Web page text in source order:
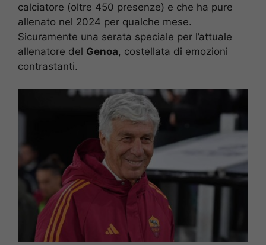
calciatore (oltre 450 presenze) e che ha pure
allenato nel 2024 per qualche mese.
Sicuramente una serata speciale per l’attuale
allenatore del Genoa, costellata di emozioni
contrastanti.